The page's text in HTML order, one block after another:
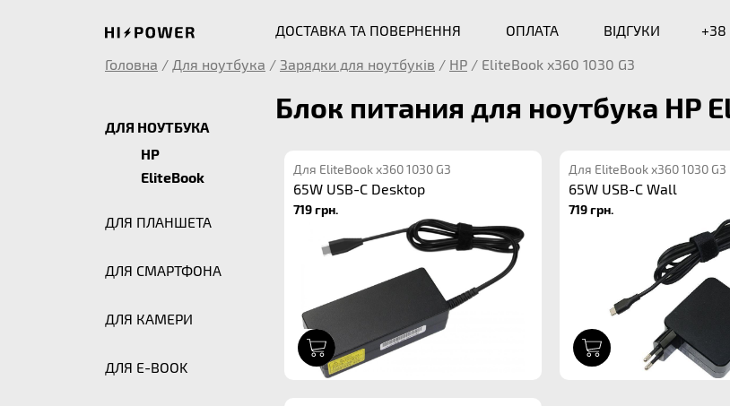
ДОСТАВКА ТА ПОВЕРНЕННЯ ОПЛАТА ВІДГУКИ +38
Головна / Для ноутбука / Зарядки для ноутбуків / HP / EliteBook x360 1030 G3
ДЛЯ НОУТБУКА
HP
EliteBook
ДЛЯ ПЛАНШЕТА
ДЛЯ СМАРТФОНА
ДЛЯ КАМЕРИ
ДЛЯ E-BOOK
Блок питания для ноутбука HP
Для EliteBook x360 1030 G3
65W USB-C Desktop
719 грн.
Для EliteBook x360 1030 G3
65W USB-C Wall
719 грн.